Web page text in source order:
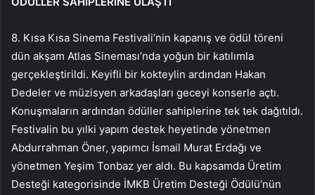
8. Kısa Kısa Sinema Festivali’nin kapanış ve ödül töreni
dün akşam Atlas Sineması’nda yoğun bir katılımla
gerçekleştirildi. Keyifli bir kokteylin ardından Hakan
Dedeler ve müzisyen arkadaşları geceyi konserle açtı.
Konuşmaların ardından ödüller sahiplerine tek tek dağıtıldı.
Festivalin bu yılki yapım destek heyetinde yönetmen
Abdurrahman Öner, yapımcı İsmail Murat Erdağı ve
yönetmen Yeşim Tonbaz yer aldı. Bu kapsamda Üretim
Desteği kategorisinde İMKB Üretim Desteği Ödülü’nün